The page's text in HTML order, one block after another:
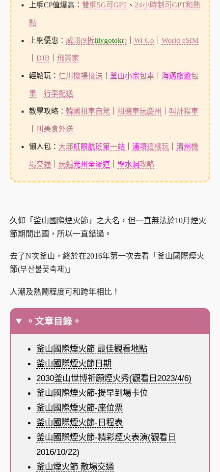
上網CP值爆高： 雙網5G可GPT、 24小時制可GPT和熱
點
上網優惠： 威訊(9折lilygotokr)｜ Wi-Go World eSIM
DJB｜ 飛買家
輕鬆玩： 仁川機場接送 釜山小宗包車｜ 海邁旅遊包
車｜ 行李配送
教學攻略： 韓國租車自駕 租機車玩慶州 叫計程車
叫美食外送
懶人包： 大邱紅眼航班第一站｜ 浦項這樣玩｜ 清州機
場交通 玩遍光州全羅道｜ 聖水洞攻略
久仰「釜山國際煙火節」之大名，但一直無法於10月煙火
節期間出國，所以一直錯過。
去了N次釜山，終於在2016年第一次去看「釜山國際煙火
節(부산불꽃축제)」
人潮及熱鬧程度可和跨年相比！
。文章目錄。
釜山國際煙火節 最佳觀看地點
釜山國際煙火節日期
2030釜山世博祈願煙火秀(觀看日2023/4/6)
釜山國際煙火節-提早到場卡位
釜山國際煙火節-座位票
釜山國際煙火節-日程表
釜山國際煙火節-精彩煙火表演(觀看日
2016/10/22)
釜山煙火節 散場交通